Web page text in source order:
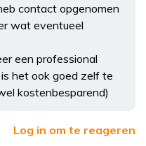
contact opgenomen
wat eventueel
een professional
het ook goed zelf te
kostenbesparend)
Log in om te reageren